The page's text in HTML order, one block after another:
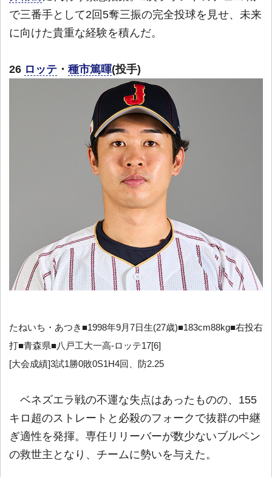
で三番手として2回5奪三振の完全投球を見せ、未来
に向けた貴重な経験を積んだ。
26 ロッテ ・ 種市篤暉(投手)
たねいち・あつき■1998年9月7日生(27歳)■183cm88kg■右投右
打■青森県■八戸工大一高-ロッテ17[6]
[大会成績]3試1勝0敗0S1H4回、防2.25
ベネズエラ戦の不運な失点はあったものの、155
キロ超のストレートと必殺のフォークで抜群の中継
ぎ適性を発揮。専任リリーバーが数少ないブルペン
の救世主となり、チームに勢いを与えた。